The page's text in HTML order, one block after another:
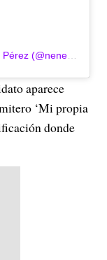
aparece
‘Mi propia
donde